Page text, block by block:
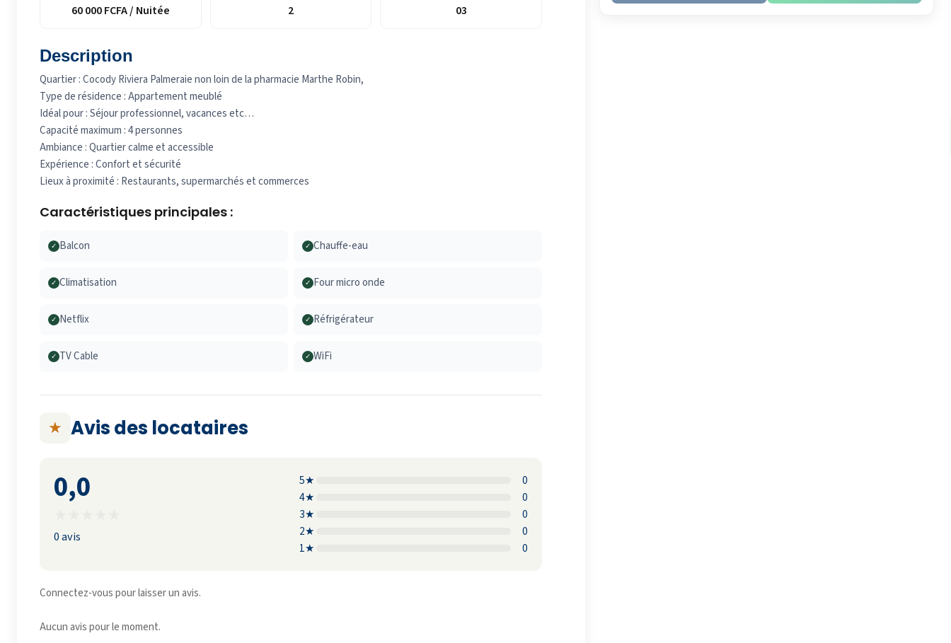
60 000 FCFA / Nuitée 2 03
Description
Quartier : Cocody Riviera Palmeraie non loin de la pharmacie Marthe Robin,
Type de résidence : Appartement meublé
Idéal pour : Séjour professionnel, vacances etc…
Capacité maximum : 4 personnes
Ambiance : Quartier calme et accessible
Expérience : Confort et sécurité
Lieux à proximité : Restaurants, supermarchés et commerces
Caractéristiques principales :
✓ Balcon ✓ Chauffe-eau
✓ Climatisation ✓ Four micro onde
✓ Netflix ✓ Réfrigérateur
✓ TV Cable ✓ WiFi
★ Avis des locataires
0,0
0 avis
5★
0
4★
0
3★
0
2★
0
1★
0
Connectez-vous pour laisser un avis.
Aucun avis pour le moment.